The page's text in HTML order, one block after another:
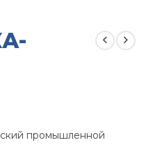
промышленной